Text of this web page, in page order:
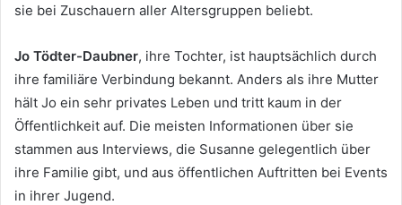
sie bei Zuschauern aller Altersgruppen beliebt.
Jo Tödter-Daubner, ihre Tochter, ist hauptsächlich durch
ihre familiäre Verbindung bekannt. Anders als ihre Mutter
hält Jo ein sehr privates Leben und tritt kaum in der
Öffentlichkeit auf. Die meisten Informationen über sie
stammen aus Interviews, die Susanne gelegentlich über
ihre Familie gibt, und aus öffentlichen Auftritten bei Events
in ihrer Jugend.